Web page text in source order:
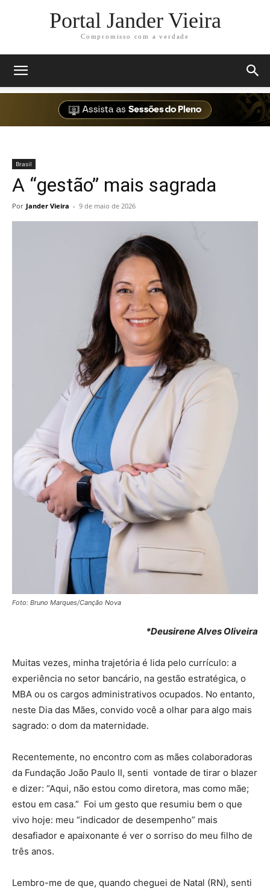
Portal Jander Vieira
Compromisso com a verdade
Brasil
A “gestão” mais sagrada
Por Jander Vieira - 9 de maio de 2026
Foto: Bruno Marques/Canção Nova
*Deusirene Alves Oliveira
Muitas vezes, minha trajetória é lida pelo currículo: a
experiência no setor bancário, na gestão estratégica, o
MBA ou os cargos administrativos ocupados. No entanto,
neste Dia das Mães, convido você a olhar para algo mais
sagrado: o dom da maternidade.
Recentemente, no encontro com as mães colaboradoras
da Fundação João Paulo II, senti vontade de tirar o blazer
e dizer: “Aqui, não estou como diretora, mas como mãe;
estou em casa.” Foi um gesto que resumiu bem o que
vivo hoje: meu “indicador de desempenho” mais
desafiador e apaixonante é ver o sorriso do meu filho de
três anos.
Lembro-me de que, quando cheguei de Natal (RN), senti